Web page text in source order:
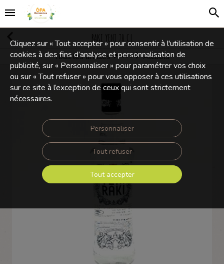
RAKI YENI 70 CL
Tous les articles
Boissons Alcoolisées
Alcools
Cliquez sur « Tout accepter » pour consentir à l'utilisation de
cookies à des fins d’analyse et personnalisation de
publicité, sur « Personnaliser » pour paramétrer vos choix
ou sur « Tout refuser » pour vous opposer à ces utilisations
sur ce site à l’exception de ceux qui sont strictement
nécessaires.
Personnaliser
Tout refuser
Tout accepter